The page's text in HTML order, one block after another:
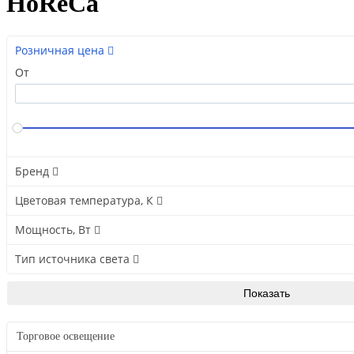
Розничная цена
От
Бренд
Цветовая температура, К
Мощность, Вт
Тип источника света
Торговое освещение